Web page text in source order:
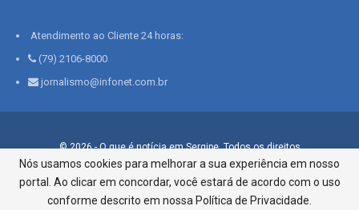
Atendimento ao Cliente 24 horas:
(79) 2106-8000
jornalismo@infonet.com.br
© 2026 - O que é notícia em Sergipe. Todos os direitos
reservados.
Infonet - Rua Monsenhor Silveira 276, Bairro São José |
Aracaju-SE, CEP 49015-030, Fone: 79.2106.8000 - CI Centro de
Nós usamos cookies para melhorar a sua experiência em nosso
portal. Ao clicar em concordar, você estará de acordo com o uso
conforme descrito em nossa Política de Privacidade.